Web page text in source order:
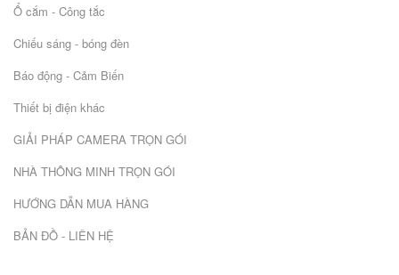
Ổ cắm - Công tắc
Chiếu sáng - bóng đèn
Báo động - Cảm Biến
Thiết bị điện khác
GIẢI PHÁP CAMERA TRỌN GÓI
NHÀ THÔNG MINH TRỌN GÓI
HƯỚNG DẪN MUA HÀNG
BẢN ĐỒ - LIÊN HỆ